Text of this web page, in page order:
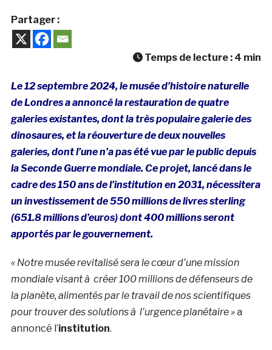
Partager :
Temps de lecture : 4 min
Le 12 septembre 2024, le musée d’histoire naturelle
de Londres a annoncé la restauration de quatre
galeries existantes, dont la très populaire galerie des
dinosaures, et la réouverture de deux nouvelles
galeries, dont l’une n’a pas été vue par le public depuis
la Seconde Guerre mondiale. Ce projet, lancé dans le
cadre des 150 ans de l’institution en 2031, nécessitera
un investissement de 550 millions de livres sterling
(651.8 millions d’euros) dont 400 millions seront
apportés par le gouvernement.
« Notre musée revitalisé sera le cœur d’une mission
mondiale visant à créer 100 millions de défenseurs de
la planète, alimentés par le travail de nos scientifiques
pour trouver des solutions à l’urgence planétaire »a
annoncé l’institution.